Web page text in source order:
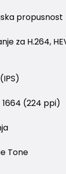
propusnost
za H.264,
1664 (224 ppi)
Tone